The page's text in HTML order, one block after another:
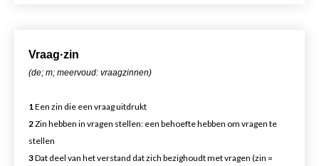
Vraag·zin
(de; m; meervoud: vraagzinnen)
1Een zin die een vraag uitdrukt
2Zin hebben in vragen stellen: een behoefte hebben om vragen te
stellen
3Dat deel van het verstand dat zich bezighoudt met vragen (zin =